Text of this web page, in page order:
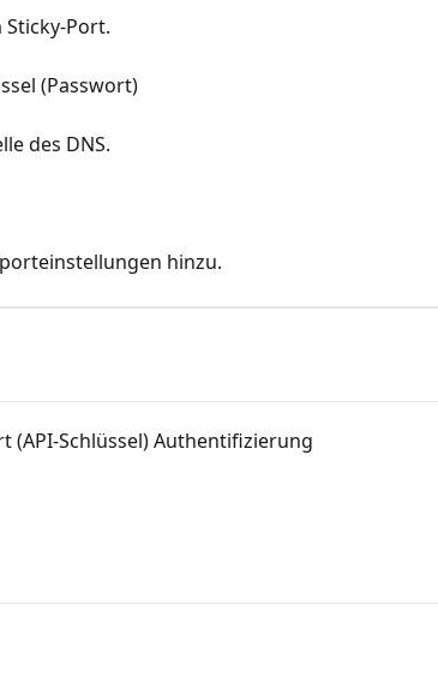
Port.
(Passwort)
des DNS.
hinzu.
(API-Schlüssel) Authentifizierung